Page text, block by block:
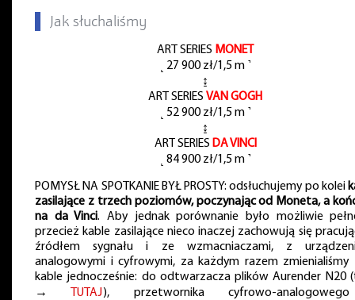
Jak słuchaliśmy
ART SERIES MONET
˻ 27 900 zł/1,5 m ˺
↨
ART SERIES VAN GOGH
˻ 52 900 zł/1,5 m ˺
↨
ART SERIES DA VINCI
˻ 84 900 zł/1,5 m ˺
POMYSŁ NA SPOTKANIE BYŁ PROSTY: odsłuchujemy po kolei
zasilające z trzech poziomów, poczynając od Moneta, a
na da Vinci. Aby jednak porównanie było możliwie
przecież kable zasilające nieco inaczej zachowują się
źródłem sygnału i ze wzmacniaczami, z
analogowymi i cyfrowymi, za każdym razem zmienialiśmy
kable jednocześnie: do odtwarzacza plików Aurender N20
→
TUTAJ), przetwornika cyfrowo-